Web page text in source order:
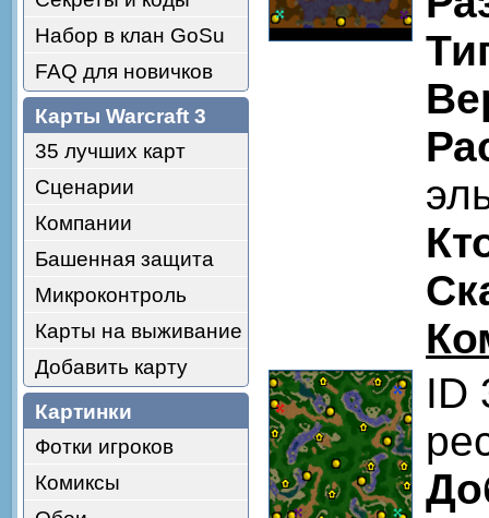
Набор в клан GoSu
FAQ для новичков
Карты Warcraft 3
35 лучших карт
Сценарии
Компании
Башенная защита
Микроконтроль
Карты на выживание
Добавить карту
Картинки
Фотки игроков
Комиксы
ID